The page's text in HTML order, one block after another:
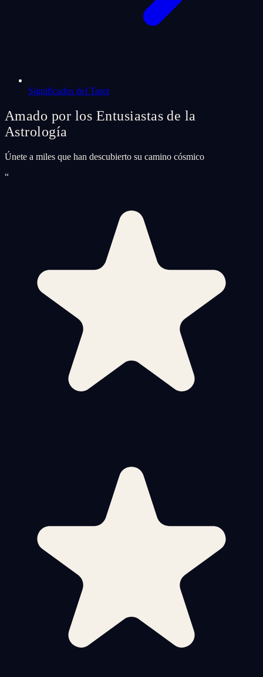
Significados del Tarot
Amado por los Entusiastas de la
Astrología
Únete a miles que han descubierto su camino cósmico
“